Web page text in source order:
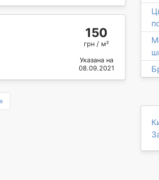
150
грн / м²
Указана на
08.09.2021
»